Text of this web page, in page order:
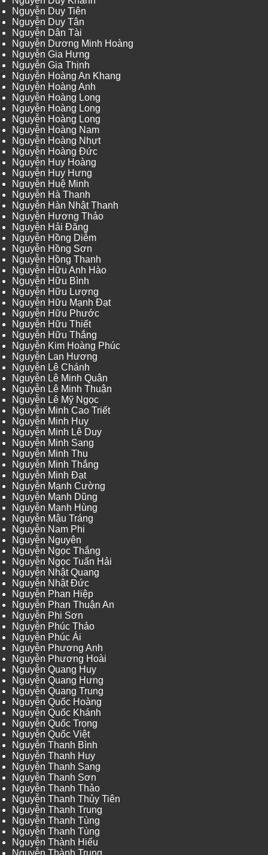
Nguyễn Duy Tiên
Nguyễn Duy Tân
Nguyễn Dân Tài
Nguyễn Dương Minh Hoàng
Nguyễn Gia Hưng
Nguyễn Gia Thịnh
Nguyễn Hoàng An Khang
Nguyễn Hoàng Anh
Nguyễn Hoàng Long
Nguyễn Hoàng Long
Nguyễn Hoàng Long
Nguyễn Hoàng Nam
Nguyễn Hoàng Nhựt
Nguyễn Hoàng Đức
Nguyễn Huy Hoàng
Nguyễn Huy Hưng
Nguyễn Huệ Minh
Nguyễn Hà Thanh
Nguyễn Hàn Nhật Thanh
Nguyễn Hương Thảo
Nguyễn Hải Đăng
Nguyễn Hồng Diễm
Nguyễn Hồng Sơn
Nguyễn Hồng Thanh
Nguyễn Hữu Anh Hào
Nguyễn Hữu Bình
Nguyễn Hữu Lượng
Nguyễn Hữu Mạnh Đạt
Nguyễn Hữu Phước
Nguyễn Hữu Thiết
Nguyễn Hữu Thắng
Nguyễn Kim Hoàng Phúc
Nguyễn Lan Hương
Nguyễn Lê Chánh
Nguyễn Lê Minh Quân
Nguyễn Lê Minh Thuận
Nguyễn Lê Mỹ Ngọc
Nguyễn Minh Cao Triết
Nguyễn Minh Huy
Nguyễn Minh Lê Duy
Nguyễn Minh Sang
Nguyễn Minh Thu
Nguyễn Minh Thắng
Nguyễn Minh Đạt
Nguyễn Mạnh Cường
Nguyễn Mạnh Dũng
Nguyễn Mạnh Hùng
Nguyễn Mậu Tráng
Nguyễn Nam Phi
Nguyễn Nguyên
Nguyễn Ngọc Thắng
Nguyễn Ngọc Tuấn Hải
Nguyễn Nhật Quang
Nguyễn Nhật Đức
Nguyễn Phan Hiệp
Nguyễn Phan Thuận An
Nguyễn Phi Sơn
Nguyễn Phúc Thảo
Nguyễn Phúc Ái
Nguyễn Phương Anh
Nguyễn Phương Hoài
Nguyễn Quang Huy
Nguyễn Quang Hưng
Nguyễn Quang Trung
Nguyễn Quốc Hoàng
Nguyễn Quốc Khánh
Nguyễn Quốc Trọng
Nguyễn Quốc Việt
Nguyễn Thanh Bình
Nguyễn Thanh Huy
Nguyễn Thanh Sang
Nguyễn Thanh Sơn
Nguyễn Thanh Thảo
Nguyễn Thanh Thủy Tiên
Nguyễn Thanh Trung
Nguyễn Thanh Tùng
Nguyễn Thanh Tùng
Nguyễn Thành Hiếu
Nguyễn Thành Trung